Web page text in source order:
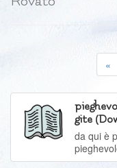
«
gite
da qui è